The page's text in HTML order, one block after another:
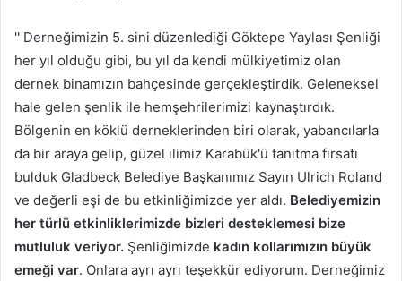
'' Derneğimizin 5. sini düzenlediği Göktepe Yaylası Şenliği
her yıl olduğu gibi, bu yıl da kendi mülkiyetimiz olan
dernek binamızın bahçesinde gerçekleştirdik. Geleneksel
hale gelen şenlik ile hemşehrilerimizi kaynaştırdık.
Bölgenin en köklü derneklerinden biri olarak, yabancılarla
da bir araya gelip, güzel ilimiz Karabük'ü tanıtma fırsatı
bulduk Gladbeck Belediye Başkanımız Sayın Ulrich Roland
ve değerli eşi de bu etkinliğimizde yer aldı. Belediyemizin
her türlü etkinliklerimizde bizleri desteklemesi bize
mutluluk veriyor. Şenliğimizde kadın kollarımızın büyük
emeği var. Onlara ayrı ayrı teşekkür ediyorum. Derneğimiz